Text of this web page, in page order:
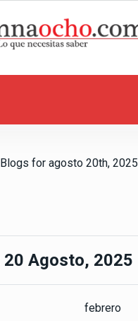
Blogs for agosto 20th, 2025
20 Agosto, 2025
febrero